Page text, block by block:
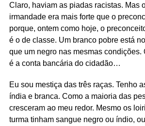
Claro, haviam as piadas racistas. Mas
irmandade era mais forte que o
porque, ontem como hoje, o
é o de classe. Um branco pobre está
que um negro nas mesmas condições.
é a conta bancária do cidadão…
Eu sou mestiça das três raças. Tenho
índia e branca. Como a maioria das
cresceram ao meu redor. Mesmo os
turma tinham sangue negro ou índio,